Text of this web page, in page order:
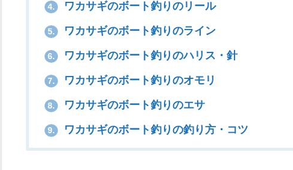
4. ワカサギのボート釣りのリール
5. ワカサギのボート釣りのライン
6. ワカサギのボート釣りのハリス・針
7. ワカサギのボート釣りのオモリ
8. ワカサギのボート釣りのエサ
9. ワカサギのボート釣りの釣り方・コツ